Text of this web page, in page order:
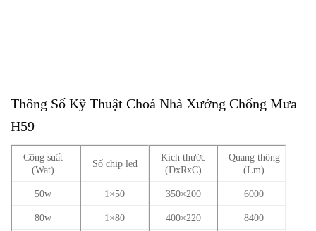
Thông Số Kỹ Thuật Choá Nhà Xưởng Chống Mưa
H59
Công suất
(Wat)
Số chip led
Kích thước
(DxRxC)
Quang thông
(Lm)
50w 1×50 350×200 6000
80w 1×80 400×220 8400